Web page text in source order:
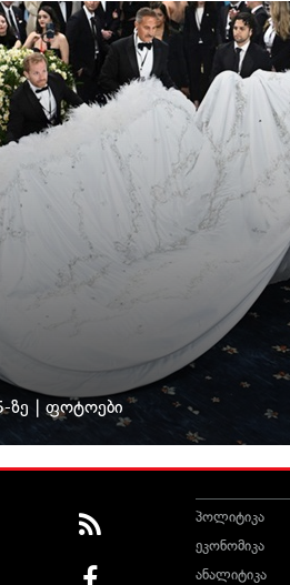
ზე | ფოტოები
პოლიტიკა
ეკონომიკა
ანალიტიკა